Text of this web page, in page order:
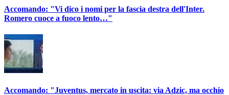
Accomando: "Vi dico i nomi per la fascia destra dell'Inter.
Romero cuoce a fuoco lento…"
Accomando: "Juventus, mercato in uscita: via Adzic, ma occhio